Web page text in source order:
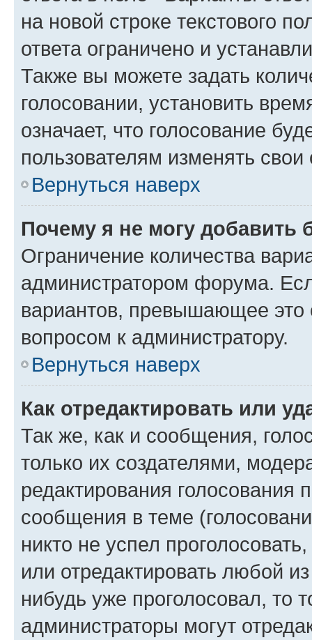
на новой строке текстового
ответа ограничено и
Также вы можете задать
голосовании, установить
означает, что голосование
пользователям изменять свои
Вернуться наверх
Почему я не могу добавить
Ограничение количества
администратором форума.
вариантов, превышающее это
вопросом к администратору.
Вернуться наверх
Как отредактировать или
Так же, как и сообщения,
только их создателями,
редактирования голосования
сообщения в теме
никто не успел
или отредактировать любой
нибудь уже проголосовал, то
администраторы могут